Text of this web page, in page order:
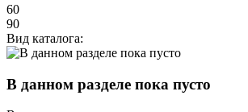
60
90
Вид каталога:
В данном разделе пока пусто